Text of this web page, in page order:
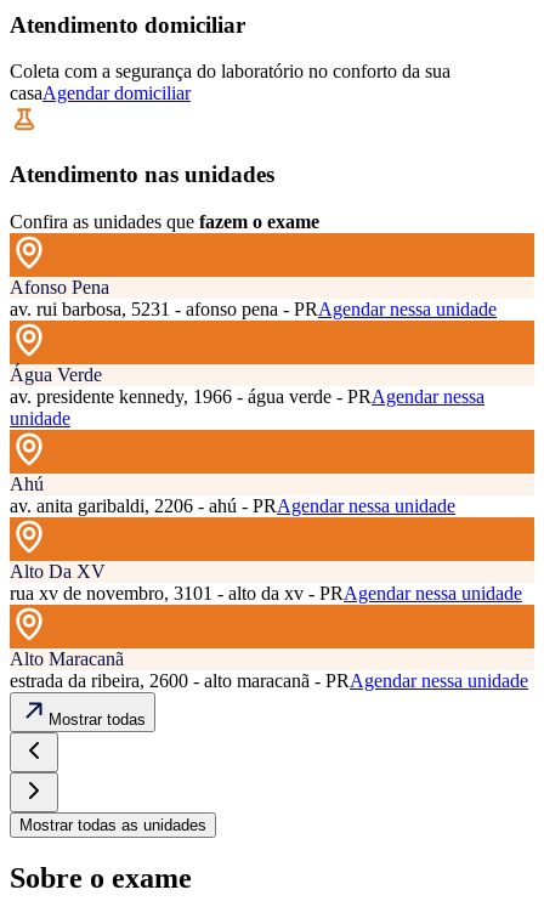
Atendimento domiciliar
Coleta com a segurança do laboratório no conforto da sua
casaAgendar domiciliar
Atendimento nas unidades
Confira as unidades que fazem o exame
Afonso Pena
av. rui barbosa, 5231 - afonso pena - PRAgendar nessa unidade
Água Verde
av. presidente kennedy, 1966 - água verde - PRAgendar nessa
unidade
Ahú
av. anita garibaldi, 2206 - ahú - PRAgendar nessa unidade
Alto Da XV
rua xv de novembro, 3101 - alto da xv - PRAgendar nessa unidade
Alto Maracanã
estrada da ribeira, 2600 - alto maracanã - PRAgendar nessa unidade
Mostrar todas
Mostrar todas as unidades
Sobre o exame